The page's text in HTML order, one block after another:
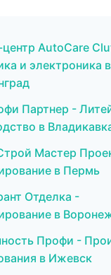
AutoCare
и электроника в
Партнер -
в
Мастер
в Пермь
Отделка -
в
Профи -
в Ижевск